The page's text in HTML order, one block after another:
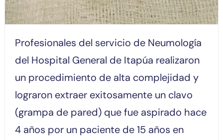
Profesionales del servicio de Neumología
del Hospital General de Itapúa realizaron
un procedimiento de alta complejidad y
lograron extraer exitosamente un clavo
(grampa de pared) que fue aspirado hace
4 años por un paciente de 15 años en